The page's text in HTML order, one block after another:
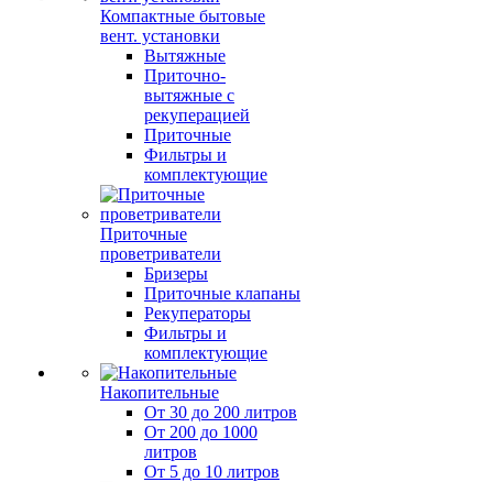
Компактные бытовые
вент. установки
Вытяжные
Приточно-
вытяжные с
рекуперацией
Приточные
Фильтры и
комплектующие
Приточные
проветриватели
Бризеры
Приточные клапаны
Рекуператоры
Фильтры и
комплектующие
Накопительные
От 30 до 200 литров
От 200 до 1000
литров
От 5 до 10 литров